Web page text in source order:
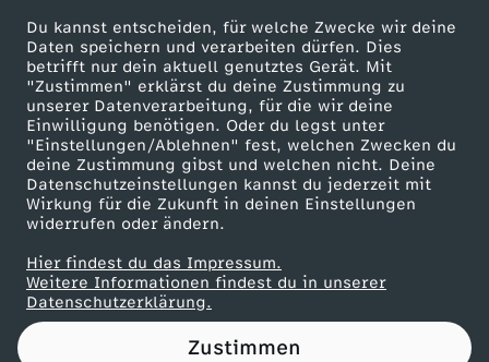
Du kannst entscheiden, für welche Zwecke wir deine
Daten speichern und verarbeiten dürfen. Dies
betrifft nur dein aktuell genutztes Gerät. Mit
"Zustimmen" erklärst du deine Zustimmung zu
unserer Datenverarbeitung, für die wir deine
Einwilligung benötigen. Oder du legst unter
"Einstellungen/Ablehnen" fest, welchen Zwecken du
deine Zustimmung gibst und welchen nicht. Deine
Datenschutzeinstellungen kannst du jederzeit mit
Wirkung für die Zukunft in deinen Einstellungen
widerrufen oder ändern.
Hier findest du das Impressum.
Weitere Informationen findest du in unserer
Datenschutzerklärung.
Zustimmen
c
h
l
a
m
m
ZDF goes Schule
Werbefernsehen
Mainzelmännchen
Partner